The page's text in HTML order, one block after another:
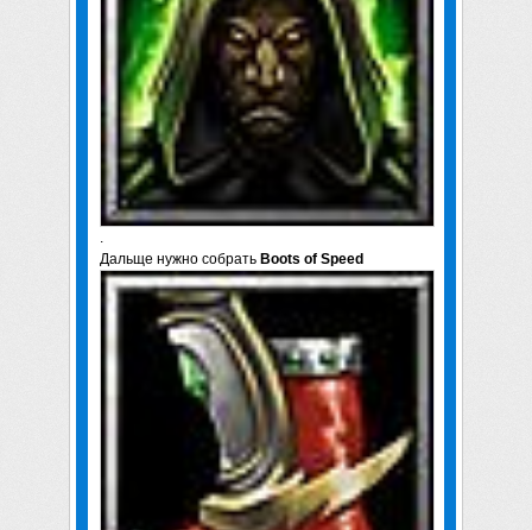
.
Дальще нужно собрать Boots of Speed